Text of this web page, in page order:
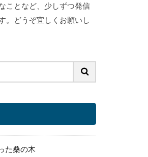
ことなど、少しずつ発信
。どうぞ宜しくお願いし
た桑の木